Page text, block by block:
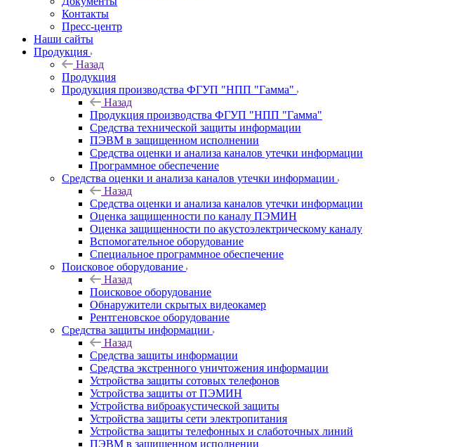
Контакты
Пресс-центр
Наши сайты
Продукция
Назад
Продукция
Продукция производства ФГУП "НПП "Гамма"
Назад
Продукция производства ФГУП "НПП "Гамма"
Средства технической защиты информации
ПЭВМ в защищенном исполнении
Средства оценки и анализа каналов утечки информации
Программное обеспечение
Средства оценки и анализа каналов утечки информации
Назад
Средства оценки и анализа каналов утечки информации
Оценка защищенности по каналу ПЭМИН
Оценка защищенности по акустоэлектрическому каналу
Вспомогательное оборудование
Специальное программное обеспечение
Поисковое оборудование
Назад
Поисковое оборудование
Обнаружители скрытых видеокамер
Рентгеновское оборудование
Средства защиты информации
Назад
Средства защиты информации
Средства экстренного уничтожения информации
Устройства защиты сотовых телефонов
Устройства защиты от ПЭМИН
Устройства виброакустической защиты
Устройства защиты сети электропитания
Устройства защиты телефонных и слаботочных линий
ПЭВМ в защищенном исполнении